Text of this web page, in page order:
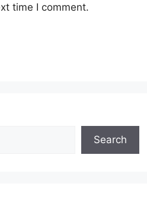
time I comment.
Search